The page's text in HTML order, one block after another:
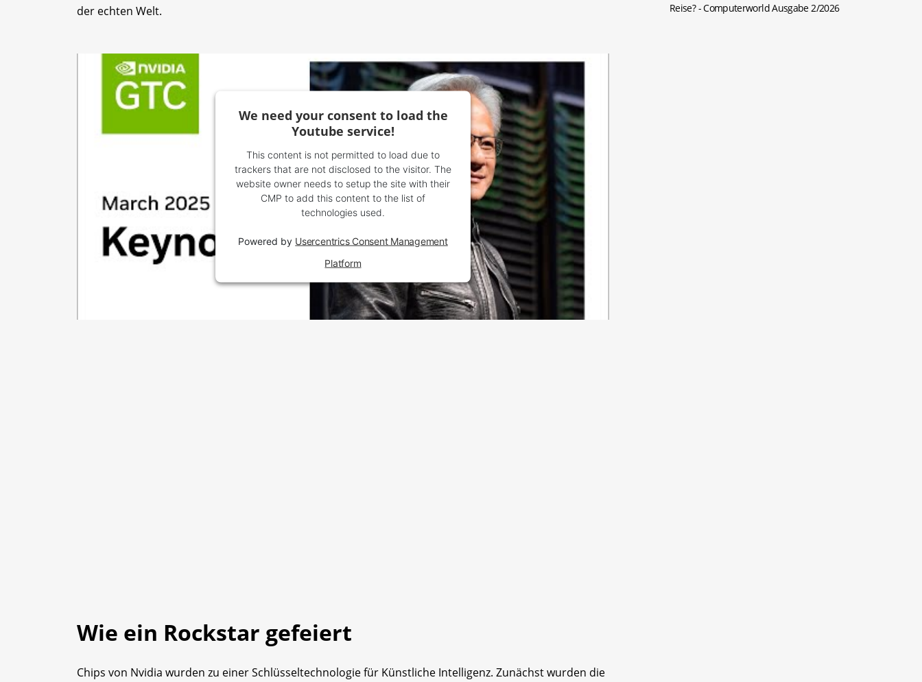
der echten Welt.
We need your consent to load the
Youtube service!
This content is not permitted to load due to
trackers that are not disclosed to the visitor. The
website owner needs to setup the site with their
CMP to add this content to the list of
technologies used.
Powered by Usercentrics Consent Management
Platform
Wie ein Rockstar gefeiert
Chips von Nvidia wurden zu einer Schlüsseltechnologie für Künstliche Intelligenz. Zunächst wurden die
Reise?- Computerworld Ausgabe 2/2026